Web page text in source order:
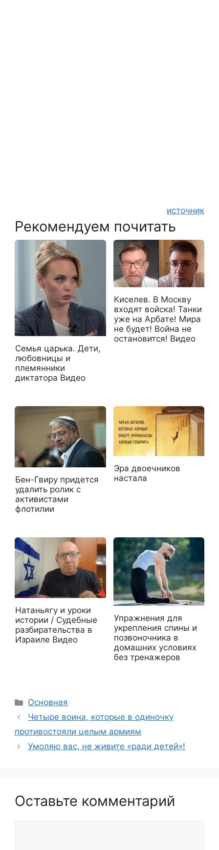
источник
Рекомендуем почитать
Семья царька. Дети,
любовницы и
племянники
диктатора Видео
Киселев. В Москву
входят войска! Танки
уже на Арбате! Мира
не будет! Война не
остановится! Видео
Бен-Гвиру придется
удалить ролик с
активистами
флотилии
Эра двоечников
настала
Натаньягу и уроки
истории / Судебные
разбирательства в
Израиле Видео
Упражнения для
укрепления спины и
позвоночника в
домашних условиях
без тренажеров
Рубрики
Основная
Четыре воина, которые в одиночку
противостояли целым армиям
Умоляю вас, не живите «ради детей»!
Оставьте комментарий